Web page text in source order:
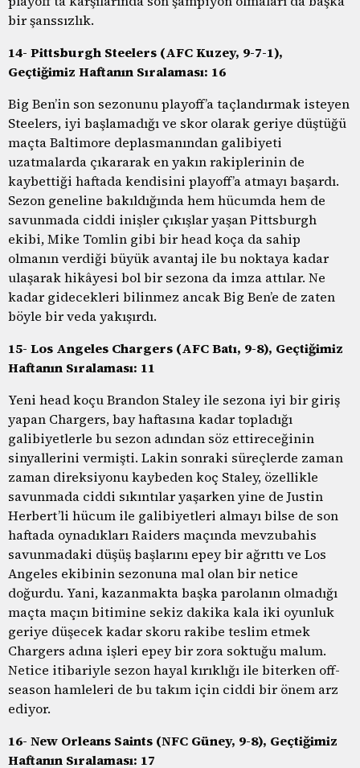
bir şanssızlık.
14- Pittsburgh Steelers (AFC Kuzey, 9-7-1),
Geçtiğimiz Haftanın Sıralaması: 16
Big Ben’in son sezonunu playoff’a taçlandırmak isteyen
Steelers, iyi başlamadığı ve skor olarak geriye düştüğü
maçta Baltimore deplasmanından galibiyeti
uzatmalarda çıkararak en yakın rakiplerinin de
kaybettiği haftada kendisini playoff’a atmayı başardı.
Sezon geneline bakıldığında hem hücumda hem de
savunmada ciddi inişler çıkışlar yaşan Pittsburgh
ekibi, Mike Tomlin gibi bir head koça da sahip
olmanın verdiği büyük avantaj ile bu noktaya kadar
ulaşarak hikâyesi bol bir sezona da imza attılar. Ne
kadar gidecekleri bilinmez ancak Big Ben’e de zaten
böyle bir veda yakışırdı.
15- Los Angeles Chargers (AFC Batı, 9-8), Geçtiğimiz
Haftanın Sıralaması: 11
Yeni head koçu Brandon Staley ile sezona iyi bir giriş
yapan Chargers, bay haftasına kadar topladığı
galibiyetlerle bu sezon adından söz ettireceğinin
sinyallerini vermişti. Lakin sonraki süreçlerde zaman
zaman direksiyonu kaybeden koç Staley, özellikle
savunmada ciddi sıkıntılar yaşarken yine de Justin
Herbert’li hücum ile galibiyetleri almayı bilse de son
haftada oynadıkları Raiders maçında mevzubahis
savunmadaki düşüş başlarını epey bir ağrıttı ve Los
Angeles ekibinin sezonuna mal olan bir netice
doğurdu. Yani, kazanmakta başka parolanın olmadığı
maçta maçın bitimine sekiz dakika kala iki oyunluk
geriye düşecek kadar skoru rakibe teslim etmek
Chargers adına işleri epey bir zora soktuğu malum.
Netice itibariyle sezon hayal kırıklığı ile biterken off-
season hamleleri de bu takım için ciddi bir önem arz
ediyor.
16- New Orleans Saints (NFC Güney, 9-8), Geçtiğimiz
Haftanın Sıralaması: 17